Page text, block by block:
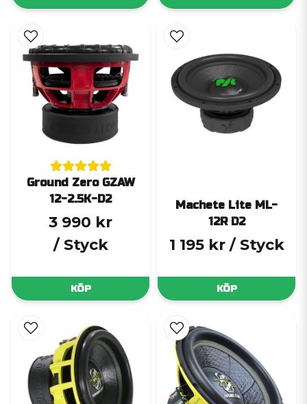
Ground Zero GZAW
12-2.5K-D2
3 990 kr
/ Styck
KÖP
Machete Lite ML-
12R D2
1 195 kr / Styck
KÖP